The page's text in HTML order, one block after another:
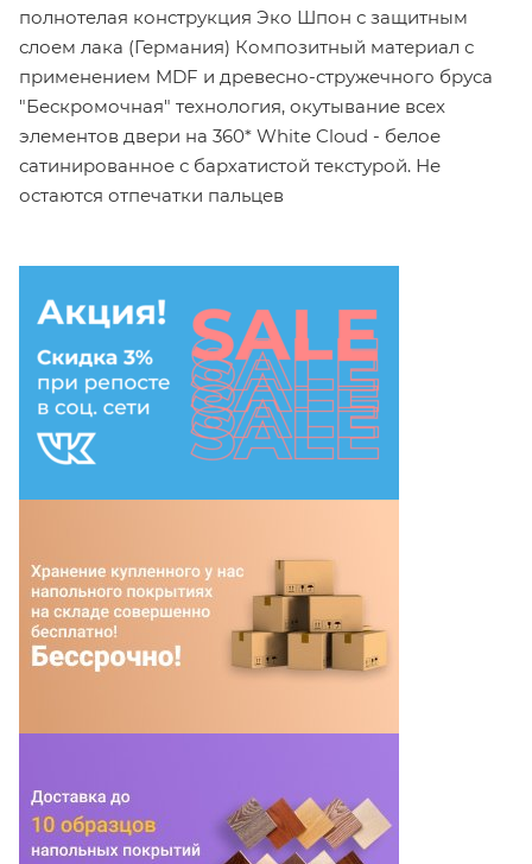
полнотелая конструкция Эко Шпон с защитным
слоем лака (Германия) Композитный материал с
применением MDF и древесно-стружечного бруса
"Бескромочная" технология, окутывание всех
элементов двери на 360* White Cloud - белое
сатинированное с бархатистой текстурой. Не
остаются отпечатки пальцев